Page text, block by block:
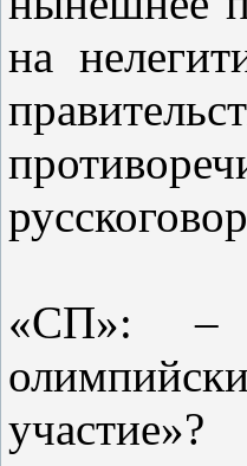
на
«СП»: –
участие»?